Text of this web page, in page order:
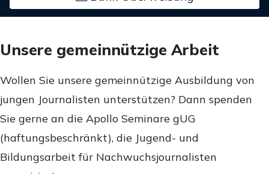
Unsere gemeinnützige Arbeit
Wollen Sie unsere gemeinnützige Ausbildung von
jungen Journalisten unterstützen? Dann spenden
Sie gerne an die Apollo Seminare gUG
(haftungsbeschränkt), die Jugend- und
Bildungsarbeit für Nachwuchsjournalisten